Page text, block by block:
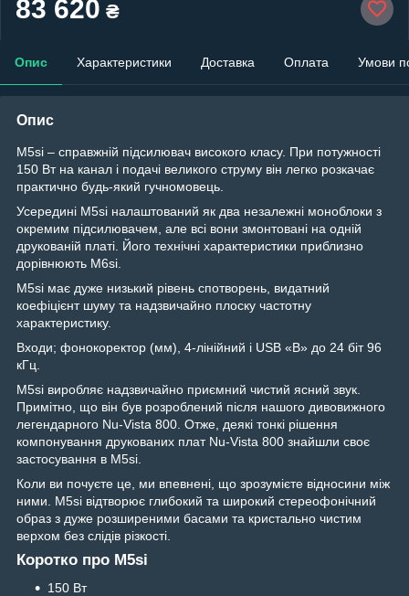
83 620 ₴
Опис Характеристики Доставка Оплата Умови
Опис
M5si – справжній підсилювач високого класу. При потужності
150 Вт на канал і подачі великого струму він легко розкачає
практично будь-який гучномовець.
Усередині M5si налаштований як два незалежні моноблоки з
окремим підсилювачем, але всі вони змонтовані на одній
друкованій платі. Його технічні характеристики приблизно
дорівнюють M6si.
M5si має дуже низький рівень спотворень, видатний
коефіцієнт шуму та надзвичайно плоску частотну
характеристику.
Входи; фонокоректор (мм), 4-лінійний і USB «B» до 24 біт 96
кГц.
M5si виробляє надзвичайно приємний чистий ясний звук.
Примітно, що він був розроблений після нашого дивовижного
легендарного Nu-Vista 800. Отже, деякі тонкі рішення
компонування друкованих плат Nu-Vista 800 знайшли своє
застосування в M5si.
Коли ви почуєте це, ми впевнені, що зрозумієте відносини між
ними. M5si відтворює глибокий та широкий стереофонічний
образ з дуже розширеними басами та кристально чистим
верхом без слідів різкості.
Коротко про M5si
150 Вт